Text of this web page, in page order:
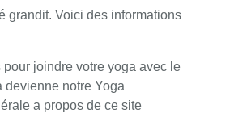
grandit. Voici des informations
pour joindre votre yoga avec le
devienne notre Yoga
a propos de ce site